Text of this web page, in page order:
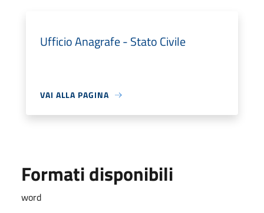
Ufficio Anagrafe - Stato Civile
VAI ALLA PAGINA
Formati disponibili
word